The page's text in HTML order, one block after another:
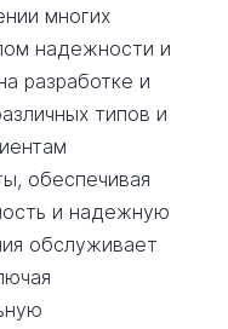
многих
надежности и
разработке и
типов и
обеспечивая
и надежную
обслуживает